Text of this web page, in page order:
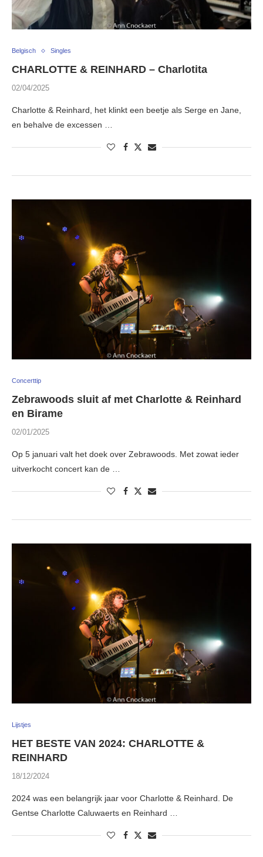
Belgisch Singles
CHARLOTTE & REINHARD – Charlotita
02/04/2025
Charlotte & Reinhard, het klinkt een beetje als Serge en Jane,
en behalve de excessen …
Concerttip
Zebrawoods sluit af met Charlotte & Reinhard
en Birame
02/01/2025
Op 5 januari valt het doek over Zebrawoods. Met zowat ieder
uitverkocht concert kan de …
Lijstjes
HET BESTE VAN 2024: CHARLOTTE &
REINHARD
18/12/2024
2024 was een belangrijk jaar voor Charlotte & Reinhard. De
Gentse Charlotte Caluwaerts en Reinhard …